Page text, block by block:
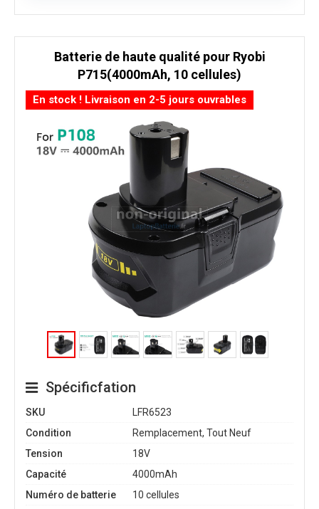
Batterie de haute qualité pour Ryobi
P715(4000mAh, 10 cellules)
En stock ! Livraison en 2-5 jours ouvrables
Spécificfation
SKU
LFR6523
Condition
Remplacement, Tout Neuf
Tension
18V
Capacité
4000mAh
Numéro de batterie
10 cellules